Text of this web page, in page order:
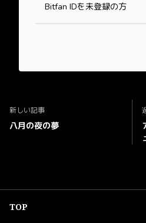
Bitfan IDを未登録の方
新しい記事
八月の夜の夢
TOP